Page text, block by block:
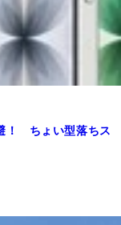
！ ちょい型落ちス